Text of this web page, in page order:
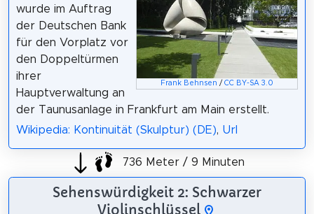
Frank Behnsen /CC BY-SA 3.0
wurde im Auftrag
der Deutschen Bank
für den Vorplatz vor
den Doppeltürmen
ihrer
Hauptverwaltung an
der Taunusanlage in Frankfurt am Main erstellt.
Wikipedia: Kontinuität (Skulptur) (DE), Url
736 Meter / 9 Minuten
Sehenswürdigkeit 2: Schwarzer
Violinschlüssel